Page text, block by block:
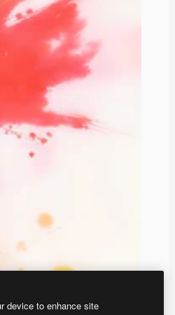
device to enhance site